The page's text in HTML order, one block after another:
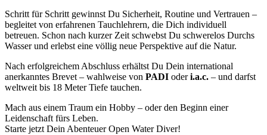
Schritt für Schritt gewinnst Du Sicherheit, Routine und Vertrauen –
begleitet von erfahrenen Tauchlehrern, die Dich individuell
betreuen. Schon nach kurzer Zeit schwebst Du schwerelos Durchs
Wasser und erlebst eine völlig neue Perspektive auf die Natur.
Nach erfolgreichem Abschluss erhältst Du Dein international
anerkanntes Brevet – wahlweise von PADI oderi.a.c. – und darfst
weltweit bis 18 Meter Tiefe tauchen.
Mach aus einem Traum ein Hobby – oder den Beginn einer
Leidenschaft fürs Leben.
Starte jetzt Dein Abenteuer Open Water Diver!